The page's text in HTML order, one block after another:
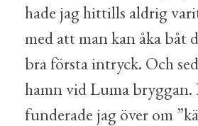
hade jag hittills aldrig
med att man kan åka båt
bra första intryck. Och
hamn vid Luma bryggan.
funderade jag över om